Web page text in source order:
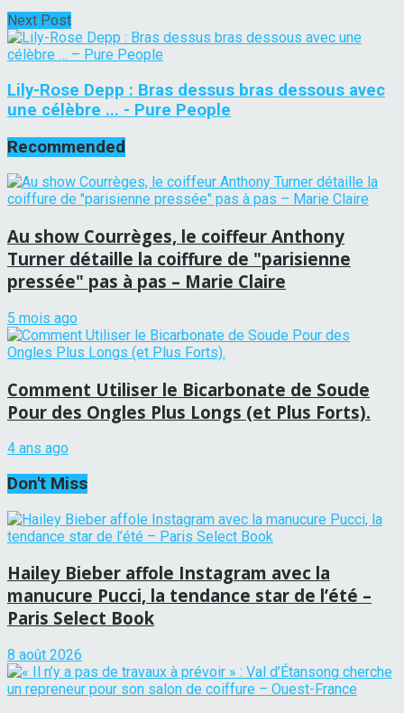
Next Post
Lily-Rose Depp : Bras dessus bras dessous avec
une célèbre ... - Pure People
Recommended
Au show Courrèges, le coiffeur Anthony
Turner détaille la coiffure de "parisienne
pressée" pas à pas – Marie Claire
5 mois ago
Comment Utiliser le Bicarbonate de Soude
Pour des Ongles Plus Longs (et Plus Forts).
4 ans ago
Don't Miss
Hailey Bieber affole Instagram avec la
manucure Pucci, la tendance star de l’été –
Paris Select Book
8 août 2026